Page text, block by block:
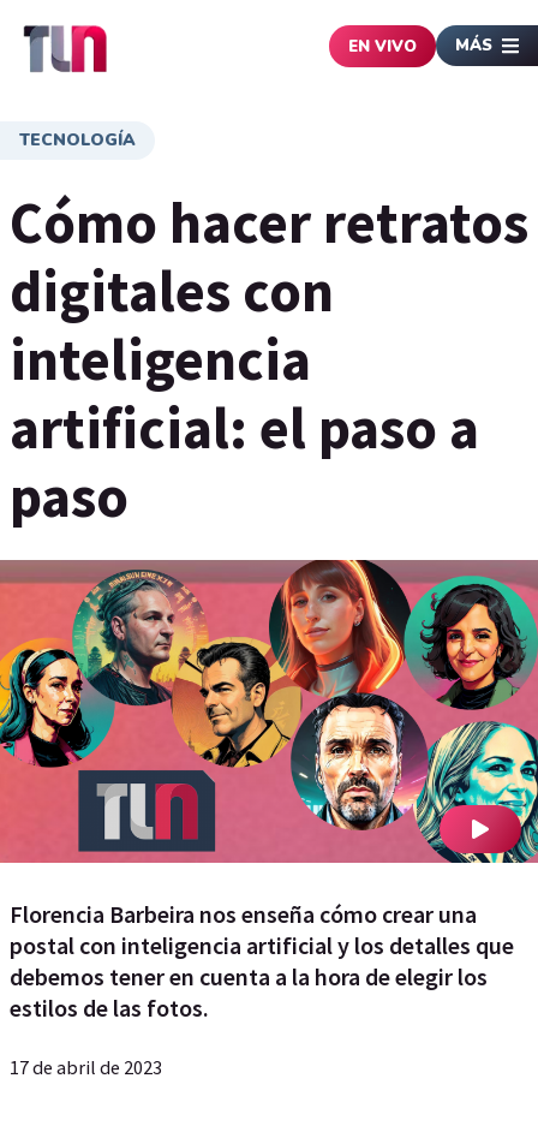
EN VIVO MÁS
TECNOLOGÍA
Cómo hacer retratos
digitales con
inteligencia
artificial: el paso a
paso
Florencia Barbeira nos enseña cómo crear una
postal con inteligencia artificial y los detalles que
debemos tener en cuenta a la hora de elegir los
estilos de las fotos.
17 de abril de 2023